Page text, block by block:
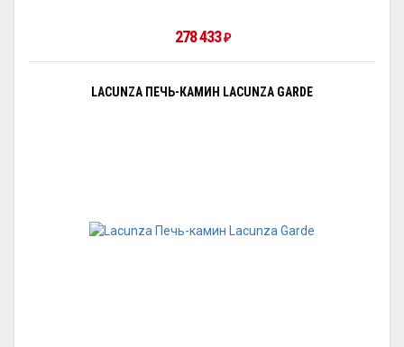
278 433 ₽
LACUNZA ПЕЧЬ-КАМИН LACUNZA GARDE